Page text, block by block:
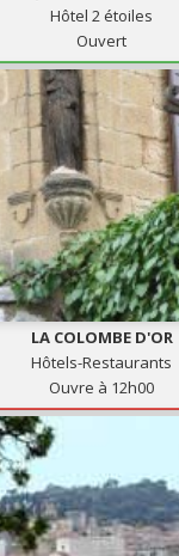
Hôtel 2 étoiles
Ouvert
LA COLOMBE D'OR
Hôtels-Restaurants
Ouvre à 12h00